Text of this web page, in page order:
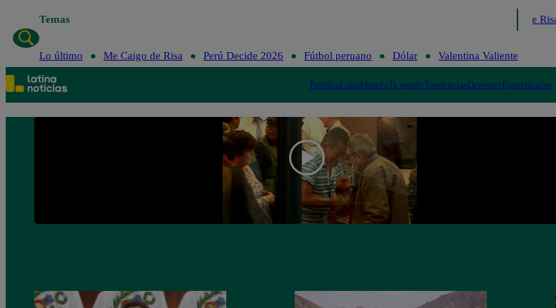
Temas Me Caigo de Risa
Lo último Me Caigo de Risa Perú Decide 2026 Fútbol peruano Dólar Valentina Valiente
PolíticaLimaMundoTe ayudoTendenciasDeportesEspectáculos